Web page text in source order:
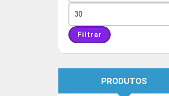
máximo
Filtrar
PRODUTOS